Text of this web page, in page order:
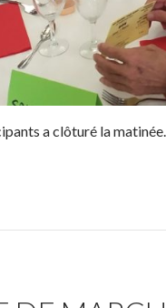
a clôturé la